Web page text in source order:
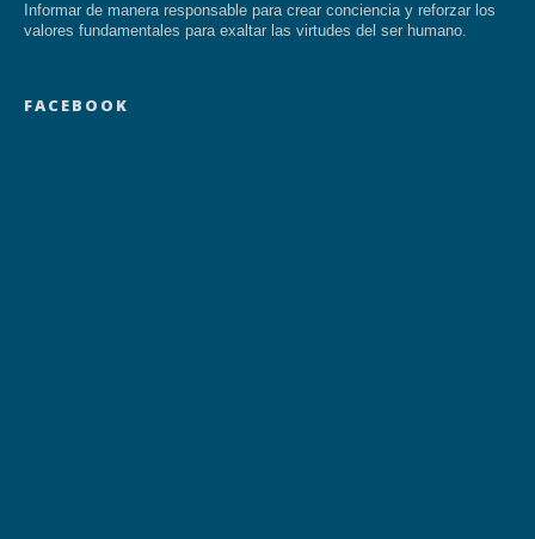
Informar de manera responsable para crear conciencia y reforzar los
valores fundamentales para exaltar las virtudes del ser humano.
FACEBOOK